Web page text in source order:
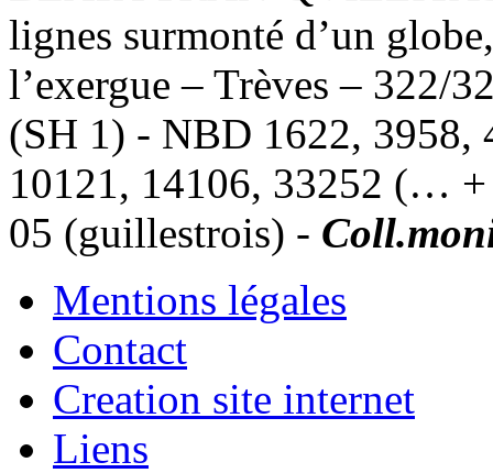
lignes surmonté d’un
l’exergue – Trèves – 322/
(SH 1) - NBD 1622, 3958,
10121, 14106, 33252 (… +
05 (guillestrois) -
Mentions légales
Contact
Creation site internet
Liens